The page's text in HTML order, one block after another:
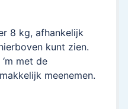
8 kg, afhankelijk
kunt zien.
met de
meenemen.